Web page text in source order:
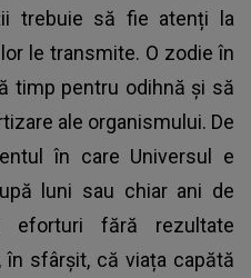
trebuie să fie atenți la
le transmite. O zodie în
timp pentru odihnă și să
ale organismului. De
în care Universul e
luni sau chiar ani de
eforturi fără rezultate
sfârșit, că viața capătă